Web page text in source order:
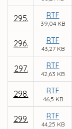
295. RTF
39,04 KB
296. RTF
43,27 KB
297. RTF
42,63 KB
298. RTF
46,5 KB
299. RTF
44,25 KB